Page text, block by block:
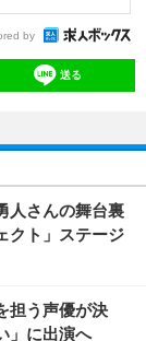
by
送る
人さんの舞台裏
クト」ステージ
担う声優が決
」に出演へ